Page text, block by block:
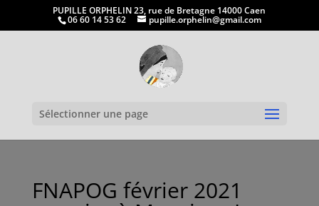
PUPILLE ORPHELIN 23, rue de Bretagne 14000 Caen
06 60 14 53 62 pupille.orphelin@gmail.com
Sélectionner une page
FNAPOG février 2021